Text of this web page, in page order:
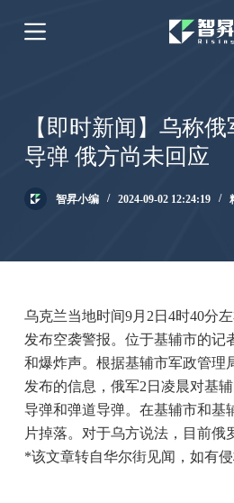
跳
过
【即时新闻】乌称
导弹 俄方尚未回应
智昇小编 2024-09-02 12:24:19
乌克兰当地时间9月2日4时40分
发布空袭警报。位于基辅市的记
和爆炸声。根据基辅市军政管理
发布的信息，俄军2日凌晨对基
导弹和弹道导弹。在基辅市和基
片掉落。对于乌方说法，目前俄
*该文章转自华尔街见闻，如有侵